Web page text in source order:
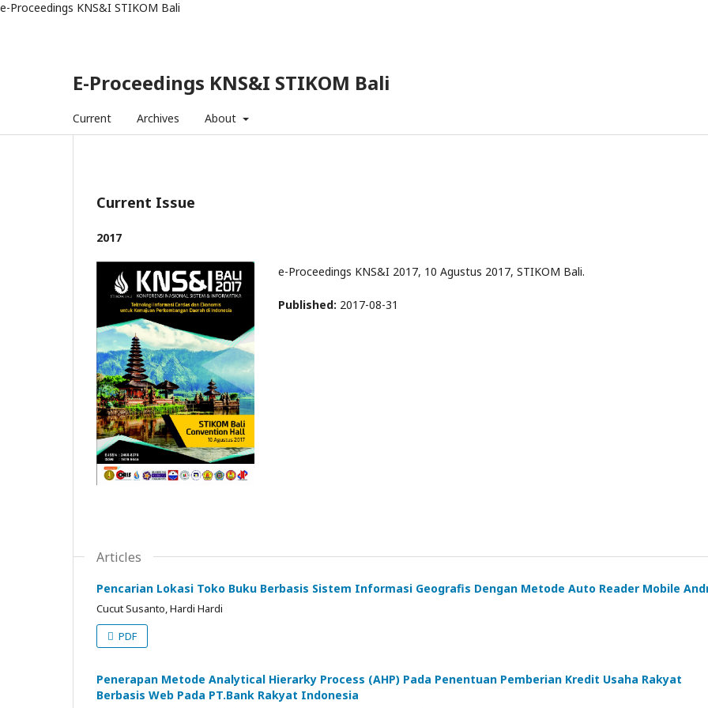
e-Proceedings KNS&I STIKOM Bali
E-Proceedings KNS&I STIKOM Bali
Current Archives About
Current Issue
2017
e-Proceedings KNS&I 2017, 10 Agustus 2017, STIKOM Bali.
Published: 2017-08-31
Articles
Pencarian Lokasi Toko Buku Berbasis Sistem Informasi Geografis Dengan Metode Auto Reader Mobile
Cucut Susanto, Hardi Hardi
PDF
Penerapan Metode Analytical Hierarky Process (AHP) Pada Penentuan Pemberian Kredit Usaha Rakyat
Berbasis Web Pada PT.Bank Rakyat Indonesia